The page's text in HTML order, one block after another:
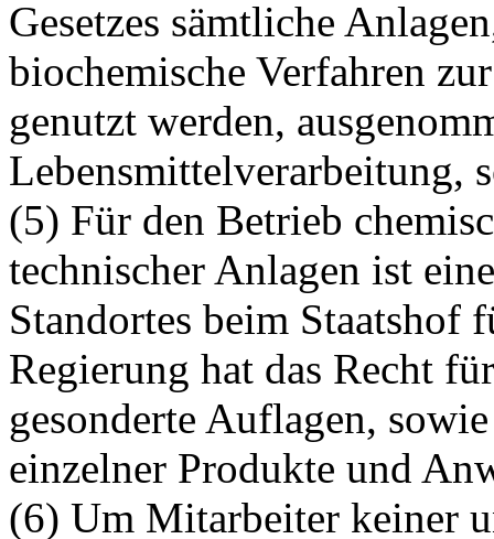
Gesetzes sämtliche
biochemische Verfahren
genutzt werden,
Lebensmittelverarbeitung,
(5) Für den Betrieb
technischer Anlagen ist
Standortes beim
Regierung hat das Recht
gesonderte Auflagen,
einzelner Produkte und
(6) Um Mitarbeiter keiner